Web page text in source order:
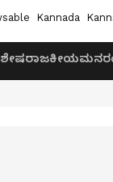
Kannada
ರಾಜಕೀಯ